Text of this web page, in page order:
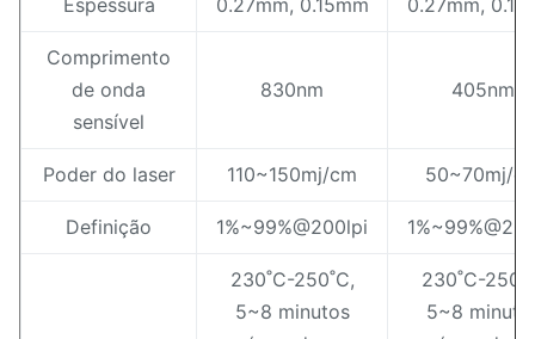
Espessura 0.27mm, 0.15mm 0.27mm,
Comprimento
de onda
sensível
830nm 405nm
Poder do laser 110~150mj/cm 50~70mj/
Definição 1%~99%@200lpi
230˚C-250˚C,
5~8 minutos
230˚C-
5~8